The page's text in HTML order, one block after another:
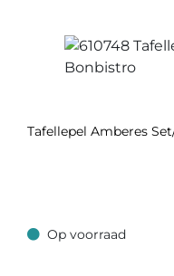
Tafellepel Amberes
Op voorraad
Op voorraad